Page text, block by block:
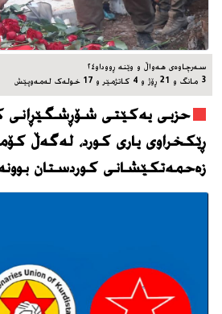
سه‌رچاوه‌ی هه‌واڵ و وێنه‌ ڕووداو٢٤
3 مانگ و 21 ڕۆژ و 4 کاتژمێر و 17 خوله‌ک له‌مه‌وپێش‌
حزبی یەکێتی شۆڕشگێڕانی
ڕێکخراوی یاری کورد، له‌گه‌ڵ
زەحمەتکێشانی کوردستان